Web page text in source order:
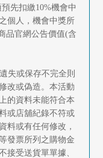
先扣繳10%機會中
個人，機會中獎所
品官網公告價值(含
失或保存不完全則
改或偽造。本活動
的資料未能符合本
或店舖紀錄不符或
料或有任何修改，
發票所列之購物金
接受送貨單單據、